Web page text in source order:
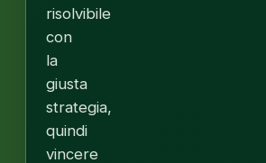
risolvibile
con
la
giusta
strategia,
quindi
vincere